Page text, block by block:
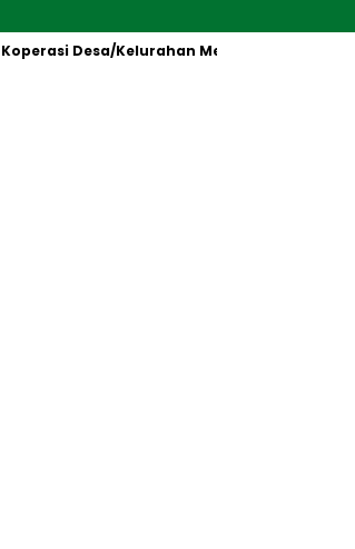
Desa/Kelurahan Merah Putih oleh